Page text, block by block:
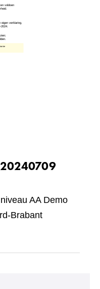
AA Demo
Brabant